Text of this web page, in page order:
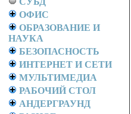
ОФИС
ОБРАЗОВАНИЕ И
НАУКА
БЕЗОПАСНОСТЬ
ИНТЕРНЕТ И СЕТИ
МУЛЬТИМЕДИА
РАБОЧИЙ СТОЛ
АНДЕРГРАУНД